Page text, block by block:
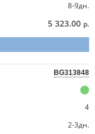
8-9дн.
5 323.00 р.
BG313848
4
2-3дн.